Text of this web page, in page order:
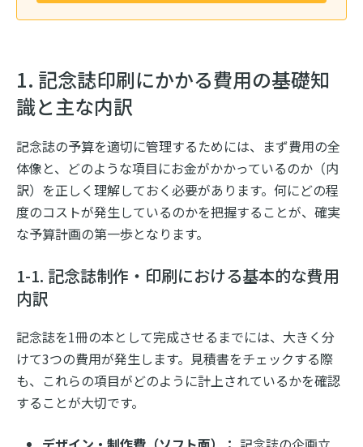
1. 記念誌印刷にかかる費用の基礎知
識と主な内訳
記念誌の予算を適切に管理するためには、まず費用の全
体像と、どのような項目にお金がかかっているのか（内
訳）を正しく理解しておく必要があります。何にどの程
度のコストが発生しているのかを把握することが、確実
な予算計画の第一歩となります。
1-1. 記念誌制作・印刷における基本的な費用
内訳
記念誌を1冊の本として完成させるまでには、大きく分
けて3つの費用が発生します。見積書をチェックする際
も、これらの項目がどのように計上されているかを確認
することが大切です。